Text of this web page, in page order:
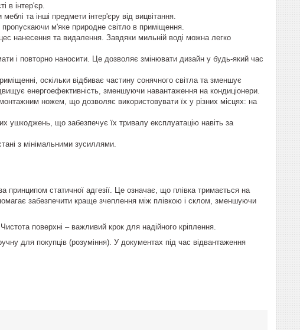
в інтер'єр.
та інші предмети інтер'єру від вицвітання.
пропускаючи м'яке природне світло в приміщення.
нанесення та видалення. Завдяки мильній воді можна легко
і повторно наносити. Це дозволяє змінювати дизайн у будь-який час
оскільки відбиває частину сонячного світла та зменшує
енергоефективність, зменшуючи навантаження на кондиціонери.
ножем, що дозволяє використовувати їх у різних місцях: на
ушкоджень, що забезпечує їх тривалу експлуатацію навіть за
з мінімальними зусиллями.
статичної адгезії. Це означає, що плівка тримається на
забезпечити краще зчеплення між плівкою і склом, зменшуючи
поверхні – важливий крок для надійного кріплення.
для покупців (розуміння). У документах під час відвантаження